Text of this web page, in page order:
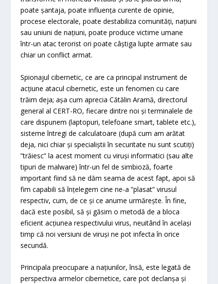
poate șantaja, poate influența curente de opinie,
procese electorale, poate destabiliza comunități, națiuni
sau uniuni de națiuni, poate produce victime umane
într-un atac terorist ori poate câștiga lupte armate sau
chiar un conflict armat.
Spionajul cibernetic, ce are ca principal instrument de
acțiune atacul cibernetic, este un fenomen cu care
trăim deja; așa cum aprecia Cătălin Aramă, directorul
general al CERT-RO, fiecare dintre noi și terminalele de
care dispunem (laptopuri, telefoane smart, tablete etc.),
sisteme întregi de calculatoare (după cum am arătat
deja, nici chiar și specialiștii în securitate nu sunt scutiți)
”trăiesc” la acest moment cu viruși informatici (sau alte
tipuri de malware) într-un fel de simbioză, foarte
important fiind să ne dăm seama de acest fapt, apoi să
fim capabili să înțelegem cine ne-a ”plasat” virusul
respectiv, cum, de ce și ce anume urmărește. În fine,
dacă este posibil, să și găsim o metodă de a bloca
eficient acțiunea respectivului virus, neuitând în același
timp că noi versiuni de viruși ne pot infecta în orice
secundă.
Principala preocupare a națiunilor, însă, este legată de
perspectiva armelor cibernetice, care pot declanșa și